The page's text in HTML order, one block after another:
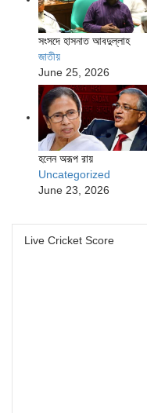
সংসদে হাসনাত আবদুল্লাহ
জাতীয়
June 25, 2026
হলেন অরূপ রায়
Uncategorized
June 23, 2026
Live Cricket Score